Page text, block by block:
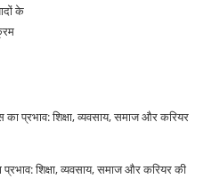
के
प्रभाव: शिक्षा, व्यवसाय, समाज और करियर
शिक्षा, व्यवसाय, समाज और करियर की